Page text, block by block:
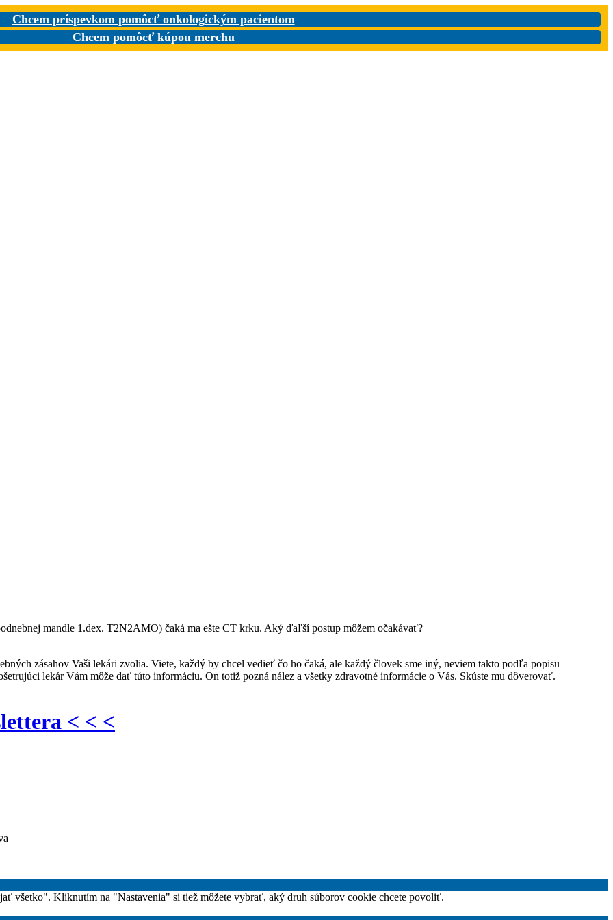
Chcem príspevkom pomôcť onkologickým pacientom
Chcem pomôcť kúpou merchu
mandle 1.dex. T2N2AMO) čaká ma ešte CT krku. Aký ďaľší postup môžem očakávať?
zásahov Vaši lekári zvolia. Viete, každý by chcel vedieť čo ho čaká, ale každý človek sme iný, neviem takto podľa popisu
lekár Vám môže dať túto informáciu. On totiž pozná nález a všetky zdravotné informácie o Vás. Skúste mu dôverovať.
< < <
všetko". Kliknutím na "Nastavenia" si tiež môžete vybrať, aký druh súborov cookie chcete povoliť.